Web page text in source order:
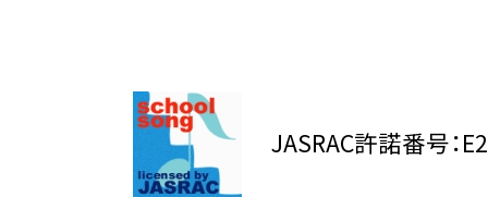
JASRAC許諾番号：